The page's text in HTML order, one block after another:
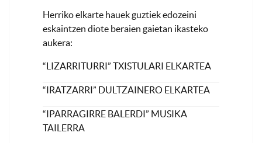
Herriko elkarte hauek guztiek edozeini
eskaintzen diote beraien gaietan ikasteko
aukera:
“LIZARRITURRI” TXISTULARI ELKARTEA
“IRATZARRI” DULTZAINERO ELKARTEA
“IPARRAGIRRE BALERDI” MUSIKA
TAILERRA